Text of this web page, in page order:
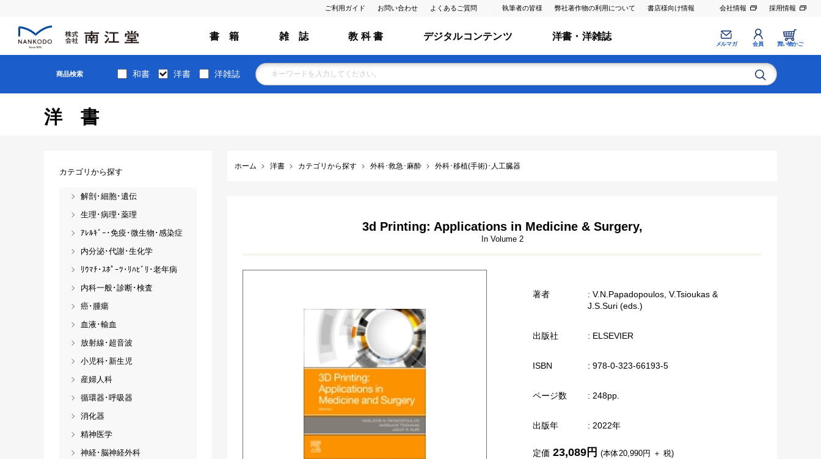
ご利用ガイド お問い合わせ よくあるご質問 執筆者の皆様 弊社著作物の利用について 書店様向け情報 会社情報 採用情報
書 籍 雑 誌 教 科 書 デジタルコンテンツ 洋書・洋雑誌
メルマガ 会員 買い物かご
商品検索 和書 洋書 洋雑誌
洋書
ホーム 洋書 カテゴリから探す 外科･救急･麻酔 外科･移植(手術)･人工臓器
3d Printing: Applications in Medicine & Surgery,
In Volume 2
著者
: V.N.Papadopoulos, V.Tsioukas &
J.S.Suri (eds.)
出版社 : ELSEVIER
ISBN : 978-0-323-66193-5
ページ数 : 248pp.
出版年 : 2022年
定価 23,089円 (本体20,990円 ＋ 税)
カテゴリから探す
解剖･細胞･遺伝
生理･病理･薬理
ｱﾚﾙｷﾞｰ･免疫･微生物･感染症
内分泌･代謝･生化学
ﾘｳﾏﾁ･ｽﾎﾟｰﾂ･ﾘﾊﾋﾞﾘ･老年病
内科一般･診断･検査
癌･腫瘍
血液･輸血
放射線･超音波
小児科･新生児
産婦人科
循環器･呼吸器
消化器
精神医学
神経･脳神経外科